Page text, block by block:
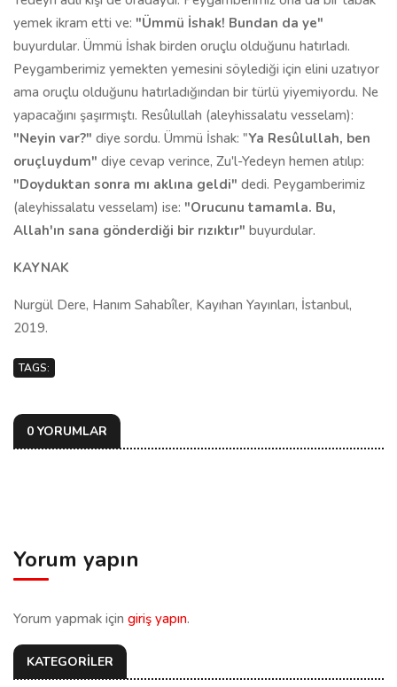
yemek ikram etti ve: "Ümmü İshak! Bundan da ye"
buyurdular. Ümmü İshak birden oruçlu olduğunu hatırladı.
Peygamberimiz yemekten yemesini söylediği için elini uzatıyor
ama oruçlu olduğunu hatırladığından bir türlü yiyemiyordu. Ne
yapacağını şaşırmıştı. Resûlullah (aleyhissalatu vesselam):
"Neyin var?" diye sordu. Ümmü İshak: "Ya Resûlullah, ben
oruçluydum" diye cevap verince, Zu'l-Yedeyn hemen atılıp:
"Doyduktan sonra mı aklına geldi" dedi. Peygamberimiz
(aleyhissalatu vesselam) ise: "Orucunu tamamla. Bu,
Allah'ın sana gönderdiği bir rızıktır" buyurdular.
KAYNAK
Nurgül Dere, Hanım Sahabîler, Kayıhan Yayınları, İstanbul,
2019.
TAGS:
0 YORUMLAR
Yorum yapın
Yorum yapmak için giriş yapın.
KATEGORİLER